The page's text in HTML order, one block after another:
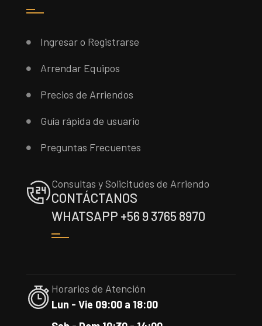
Ingresar o Registrarse
Arrendar Equipos
Precios de Arriendos
Guía rápida de usuario
Preguntas Frecuentes
Consultas y Solicitudes de Arriendo
CONTÁCTANOS
WHATSAPP +56 9 3765 8970
Horarios de Atención
Lun - Vie 09:00 a 18:00